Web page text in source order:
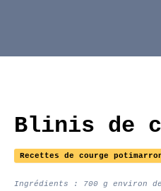
Blinis de
Recettes de courge
Ingrédients : 700 g environ